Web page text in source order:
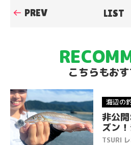
e
o
o
k
PREV LIST
こちらもおす
海辺の
非公
ズン
TSURI